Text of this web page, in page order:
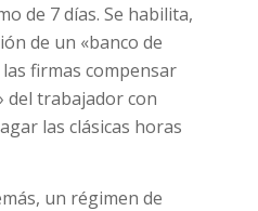
de 7 días. Se habilita,
de un «banco de
firmas compensar
del trabajador con
las clásicas horas
un régimen de